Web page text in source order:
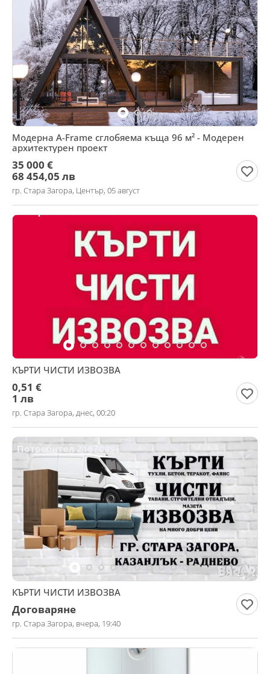
Модерна A-Frame сглобяема къща 96 м² - Модерен
архитектурен проект
35 000 €
68 454,05 лв
гр. Стара Загора, Център, 05 август
КЪРТИ ЧИСТИ ИЗВОЗВА
0,51 €
1 лв
гр. Стара Загора, днес, 00:20
КЪРТИ ЧИСТИ ИЗВОЗВА
Договаряне
гр. Стара Загора, вчера, 19:40